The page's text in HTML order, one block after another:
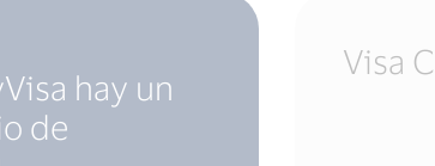
hay un
de
Visa